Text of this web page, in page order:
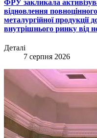
ФРУ закликала
відновлення
металургійної продукції
внутрішнього ринку від
Деталі
7 серпня 2026